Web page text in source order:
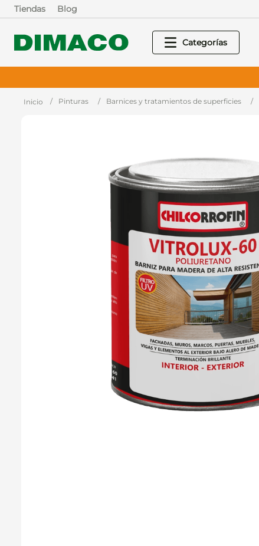
Tiendas Blog
Pinturas Barnices y tratamientos de superficies